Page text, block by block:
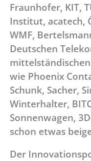
Fraunhofer, KIT,
Institut, acatech,
WMF,
Deutschen
wie Phoenix
Schunk, Sacher,
Winterhalter,
Sonnenwagen,
schon etwas
Der